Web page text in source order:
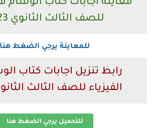
معاينة اجابات كتاب الوسام
للصف الثالث الثانوي 2023
للمعاينة يرجي الضغط هنا
رابط تنزيل اجابات كتاب
الفيزياء للصف الثالث الثانوي
للتحميل يرجي الضغط هنا